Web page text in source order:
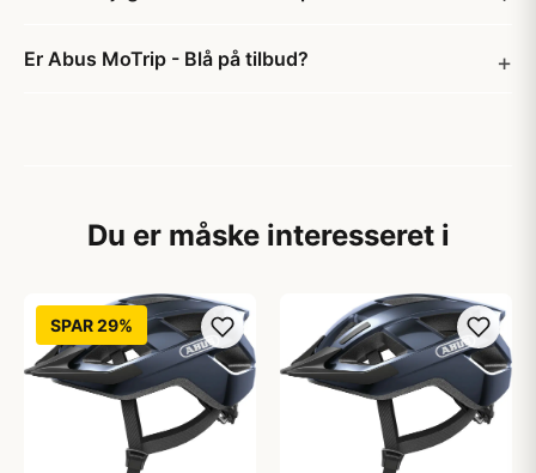
Er Abus MoTrip - Blå på tilbud?
Du er måske interesseret i
SPAR 29%